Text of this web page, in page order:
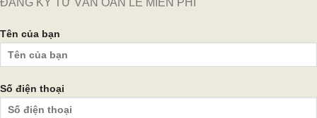
ĐĂNG KÝ TƯ VẤN OẢN LỄ MIỄN PHÍ
Tên của bạn
Số điện thoại